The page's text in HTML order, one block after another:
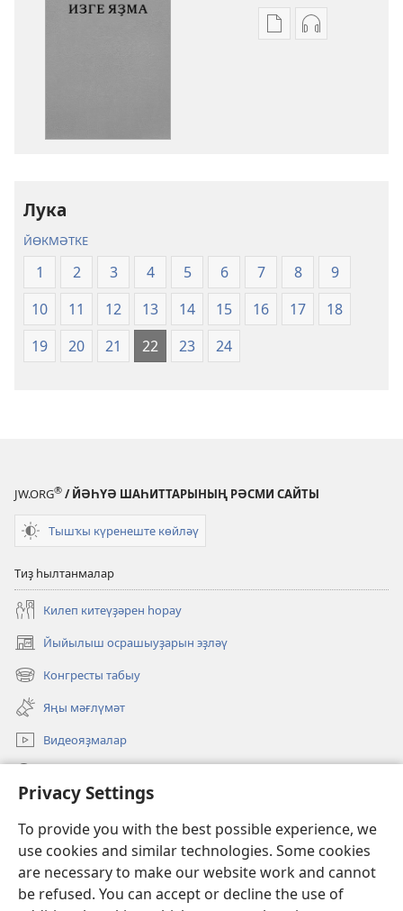
Privacy Settings
To provide you with the best possible experience, we
use cookies and similar technologies. Some cookies
are necessary to make our website work and cannot
be refused. You can accept or decline the use of
Баҫмаларҙы
Лука
ЙӨКМӘТКЕ
1 2 3 4 5 6 7 8
9
10
11 12 13 14 15 16 17
18
19
20 21 22 23 24
JW.ORG® / ЙӘҺҮӘ ШАҺИТТАРЫНЫҢ РӘСМИ САЙТЫ
Тышҡы күренеште көйләү
Тиҙ һылтанмалар
Килеп китеүҙәрен һорау
Йыйылыш осрашыуҙарын эҙләү
(opens
new
window)
Конгресты табыу
(opens
new
window)
Яңы мәғлүмәт
Видеояҙмалар
(opens
window)Күҙәтеү манараһының ОНЛАЙН КИТАПХАНАҺЫ
(opens
new
®